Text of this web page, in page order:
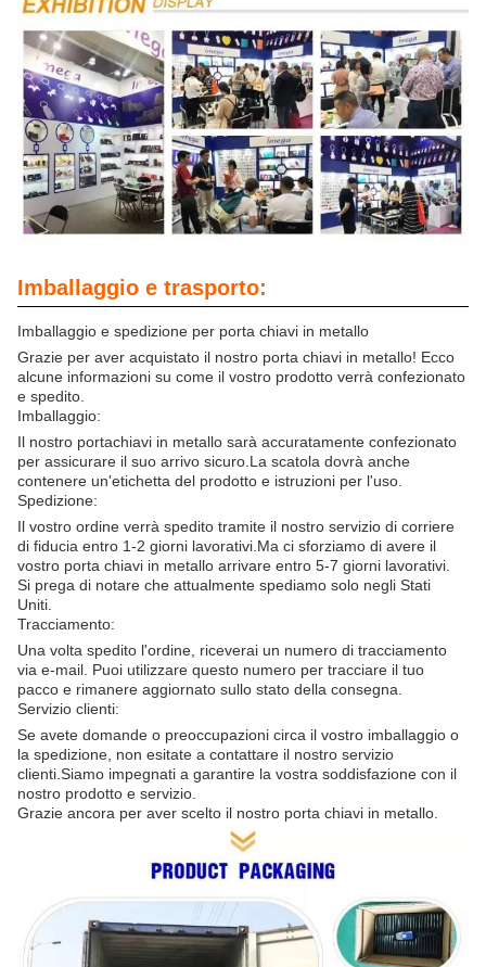
Imballaggio e trasporto:
Imballaggio e spedizione per porta chiavi in metallo
Grazie per aver acquistato il nostro porta chiavi in metallo! Ecco
alcune informazioni su come il vostro prodotto verrà confezionato
e spedito.
Imballaggio:
Il nostro portachiavi in metallo sarà accuratamente confezionato
per assicurare il suo arrivo sicuro.La scatola dovrà anche
contenere un'etichetta del prodotto e istruzioni per l'uso.
Spedizione:
Il vostro ordine verrà spedito tramite il nostro servizio di corriere
di fiducia entro 1-2 giorni lavorativi.Ma ci sforziamo di avere il
vostro porta chiavi in metallo arrivare entro 5-7 giorni lavorativi.
Si prega di notare che attualmente spediamo solo negli Stati
Uniti.
Tracciamento:
Una volta spedito l'ordine, riceverai un numero di tracciamento
via e-mail. Puoi utilizzare questo numero per tracciare il tuo
pacco e rimanere aggiornato sullo stato della consegna.
Servizio clienti:
Se avete domande o preoccupazioni circa il vostro imballaggio o
la spedizione, non esitate a contattare il nostro servizio
clienti.Siamo impegnati a garantire la vostra soddisfazione con il
nostro prodotto e servizio.
Grazie ancora per aver scelto il nostro porta chiavi in metallo.